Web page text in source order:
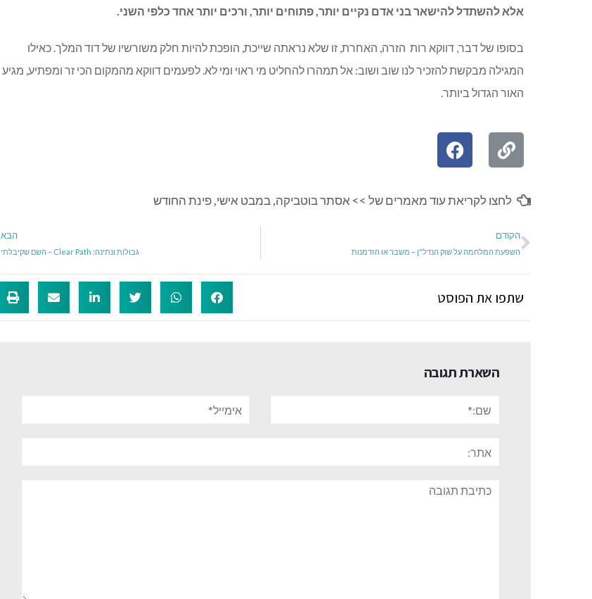
אלא להשתדל להישאר בני אדם נקיים יותר, פתוחים יותר, ורכים יותר אחד כלפי השני.
בסופו של דבר, דווקא רות הזרה, האחרת, זו שלא נראתה שייכת, הופכת להיות חלק משורשיו של דוד המלך. כאילו
המגילה מבקשת להזכיר לנו שוב ושוב: אל תמהרו להחליט מי ראוי ומי לא. לפעמים דווקא מהמקום הכי זר ומפתיע, מגיע
האור הגדול ביותר.
לחצו לקריאת עוד מאמרים של >> אסתר בוטביקה,במבט אישי,פינת החודש
הקודם
השפעת המלחמה על שוק הנדל"ן – משבר או הזדמנות
הבא
גבולות ונתינה: Clear Path – השם שקיבלתי
שתפו את הפוסט
השארת תגובה
תגובה